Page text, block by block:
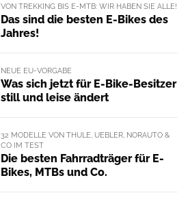
VON TREKKING BIS E-MTB: WIR HABEN SIE ALLE!
Das sind die besten E-Bikes des
Jahres!
NEUE EU-VORGABE
Was sich jetzt für E-Bike-Besitzer
still und leise ändert
32 MODELLE VON THULE, UEBLER, NORAUTO &
CO IM TEST
Die besten Fahrradträger für E-
Bikes, MTBs und Co.